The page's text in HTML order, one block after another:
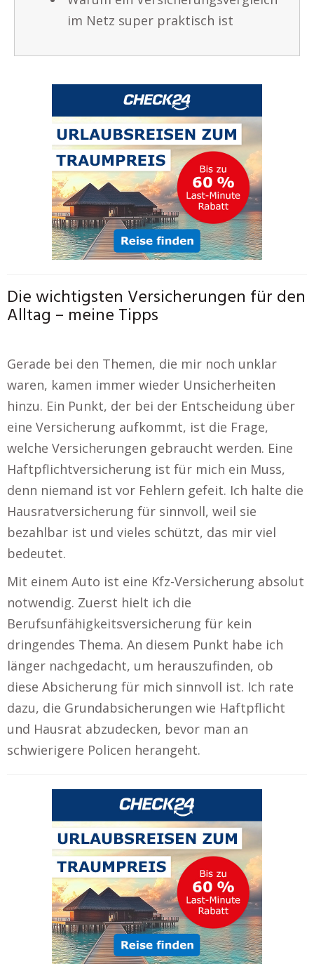
im Netz super praktisch ist
Die wichtigsten Versicherungen für den
Alltag – meine Tipps
Gerade bei den Themen, die mir noch unklar
waren, kamen immer wieder Unsicherheiten
hinzu. Ein Punkt, der bei der Entscheidung über
eine Versicherung aufkommt, ist die Frage,
welche Versicherungen gebraucht werden. Eine
Haftpflichtversicherung ist für mich ein Muss,
denn niemand ist vor Fehlern gefeit. Ich halte die
Hausratversicherung für sinnvoll, weil sie
bezahlbar ist und vieles schützt, das mir viel
bedeutet.
Mit einem Auto ist eine Kfz-Versicherung absolut
notwendig. Zuerst hielt ich die
Berufsunfähigkeitsversicherung für kein
dringendes Thema. An diesem Punkt habe ich
länger nachgedacht, um herauszufinden, ob
diese Absicherung für mich sinnvoll ist. Ich rate
dazu, die Grundabsicherungen wie Haftpflicht
und Hausrat abzudecken, bevor man an
schwierigere Policen herangeht.